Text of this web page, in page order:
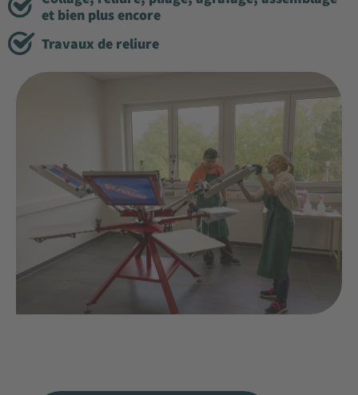
et bien plus encore
Travaux de reliure